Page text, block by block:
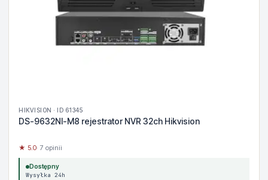
HIKVISION · ID 61345
DS-9632NI-M8 rejestrator NVR 32ch Hikvision
★ 5.0· 7 opinii
Dostępny
Wysyłka 24h